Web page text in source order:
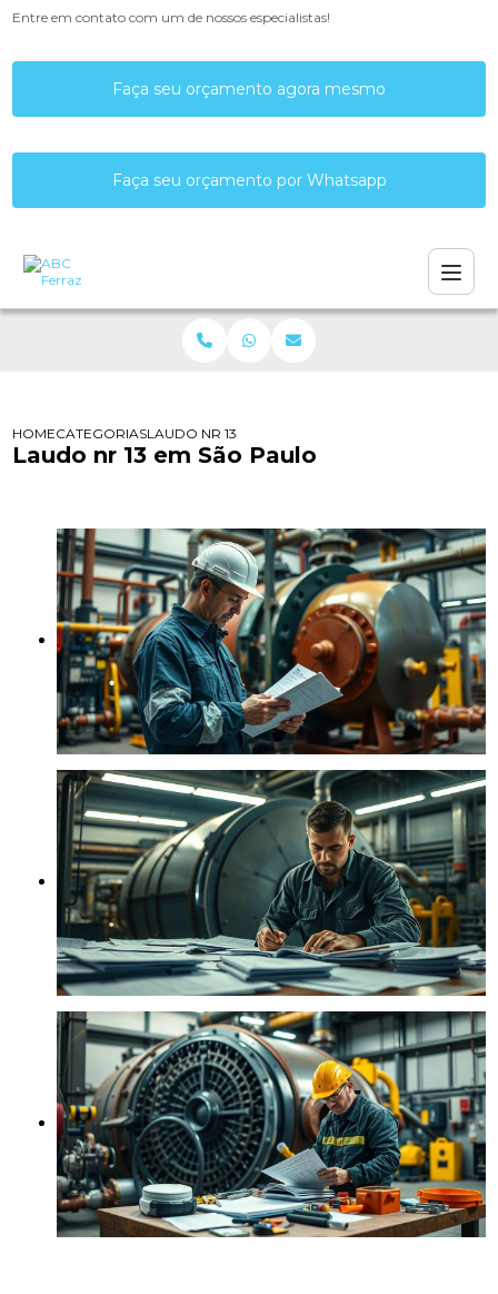
Entre em contato com um de nossos especialistas!
Faça seu orçamento agora mesmo
Faça seu orçamento por Whatsapp
HOMECATEGORIASLAUDO NR 13 EM SÃO PAULO
Laudo nr 13 em São Paulo